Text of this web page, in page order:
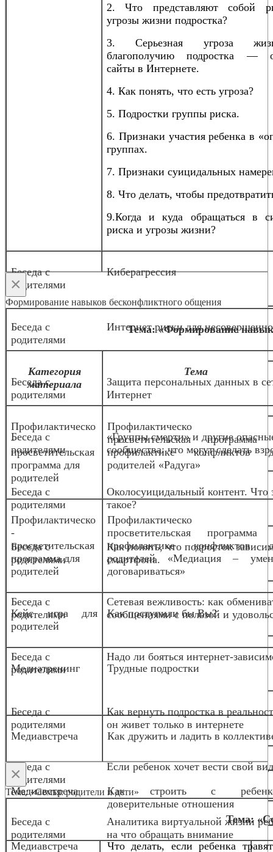
2. Что представляют собой
угрозы жизни подростка?
3. Серьезная угроза
благополучию подростка —
сайты в Интернете.
4. Как понять, что есть угроза?
5. Подростки группы риска.
6. Признаки участия ребенка в
группах.
7. Признаки суицидальных
8. Что делать, чтобы
9.Когда и куда обращаться в
риска и угрозы жизни?
Беседа с
родителями
Киберагрессия
Беседа с
родителями
Интернет риски для
Беседа с
родителями
Защита персональных данных в
Интернет
Беседа с
родителями
«Группы смерти» и другие
сообщества: что могут сделать
Беседа с
родителями
Околосуицидальный контент. Что
такое?
Беседа с
родителями
Как понять, что подросток
смартфона.
Беседа с
родителями
Сетевая вежливость: как
сообщениями с пользой и
Беседа с
родителями
Надо ли бояться интернет-
Беседа с
родителями
Как вернуть подростка в
он живет только в интернете
Беседа с
родителями
Если ребенок хочет вести свой
Беседа с
родителями
Аналитика виртуальной жизни
на что обращать внимание
×
Формирование навыков бесконфликтного общения
Тема: «Формирование
Категория
материала
Тема
Профилактическо
-
просветительская
программа для
родителей
просветительская программа
профилактике конфликтов
родителей «Радуга»
Профилактическо
-
просветительская
программа для
родителей
просветительская программа
профилактике конфликтов
родителей «Медиация –
договариваться»
Кейс игра для
родителей
Как поступили бы Вы?
Медиатренинг Трудные подростки
Медиавстреча Как дружить и ладить в
Медиавстреча
Как строить с
доверительные отношения
Медиавстреча Что делать, если ребенка
×
Тема: «Семья: родители и дети»
Тема: